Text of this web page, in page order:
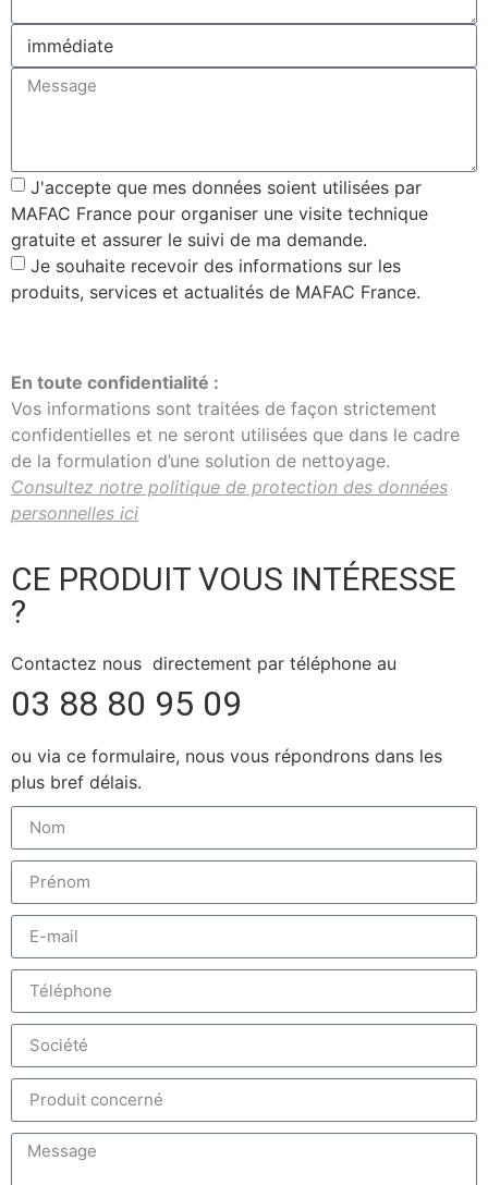
J'accepte que mes données soient utilisées par
MAFAC France pour organiser une visite technique
gratuite et assurer le suivi de ma demande.
Je souhaite recevoir des informations sur les
produits, services et actualités de MAFAC France.
En toute confidentialité :
Vos informations sont traitées de façon strictement
confidentielles et ne seront utilisées que dans le cadre
de la formulation d’une solution de nettoyage.
Consultez notre politique de protection des données
personnelles ici
CE PRODUIT VOUS INTÉRESSE
?
Contactez nous directement par téléphone au
03 88 80 95 09
ou via ce formulaire, nous vous répondrons dans les
plus bref délais.